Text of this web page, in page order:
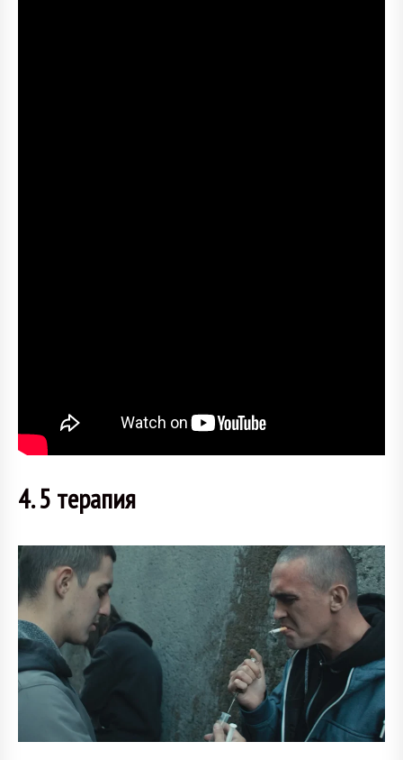
4. 5 терапия